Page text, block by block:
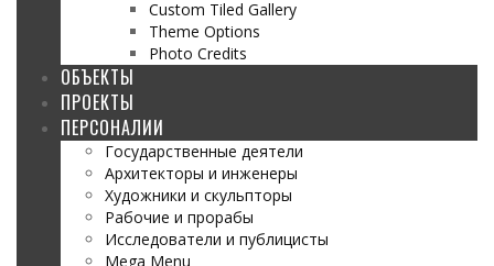
Custom Tiled Gallery
Theme Options
Photo Credits
ОБЪЕКТЫ
ПРОЕКТЫ
ПЕРСОНАЛИИ
Государственные деятели
Архитекторы и инженеры
Художники и скульпторы
Рабочие и прорабы
Исследователи и публицисты
Mega Menu